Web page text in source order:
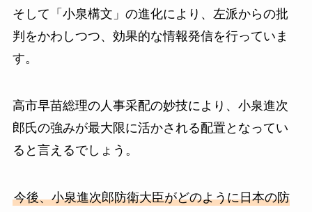
そして「小泉構文」の進化により、左派からの批
判をかわしつつ、効果的な情報発信を行っていま
す。
高市早苗総理の人事采配の妙技により、小泉進次
郎氏の強みが最大限に活かされる配置となってい
ると言えるでしょう。
今後、小泉進次郎防衛大臣がどのように日本の防